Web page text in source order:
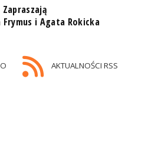
Zapraszają
Frymus i Agata Rokicka
AKTUALNOŚCI RSS